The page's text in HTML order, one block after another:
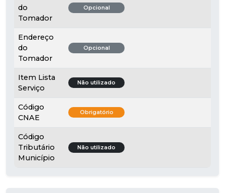
do
Tomador
Opcional
Endereço
do
Tomador
Opcional
Item Lista
Serviço
Não utilizado
Código
CNAE
Obrigatório
Código
Tributário
Município
Não utilizado